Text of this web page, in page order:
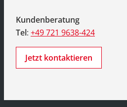
Kundenberatung
Tel: +49 721 9638-424
Jetzt kontaktieren